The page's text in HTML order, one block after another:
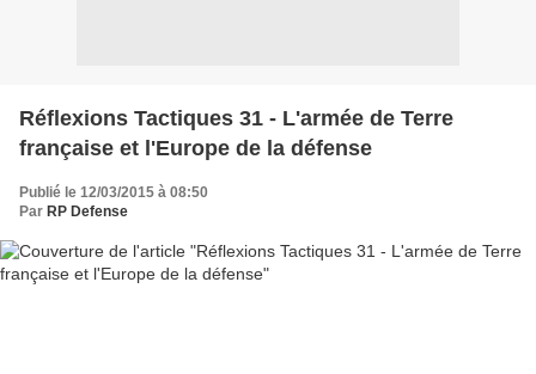
Réflexions Tactiques 31 - L'armée de Terre
française et l'Europe de la défense
Publié le 12/03/2015 à 08:50
Par RP Defense